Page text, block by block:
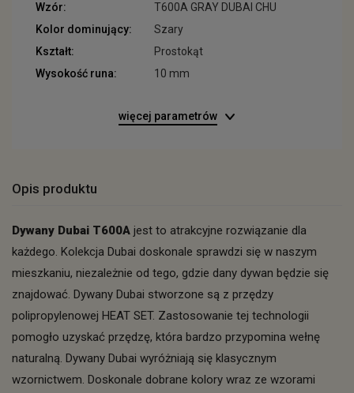
Wzór:
T600A GRAY DUBAI CHU
Kolor dominujący:
Szary
Kształt:
Prostokąt
Wysokość runa:
10 mm
więcej parametrów
Opis produktu
Dywany Dubai T600A jest to atrakcyjne rozwiązanie dla
każdego. Kolekcja Dubai doskonale sprawdzi się w naszym
mieszkaniu, niezależnie od tego, gdzie dany dywan będzie się
znajdować. Dywany Dubai stworzone są z przędzy
polipropylenowej HEAT SET. Zastosowanie tej technologii
pomogło uzyskać przędzę, która bardzo przypomina wełnę
naturalną. Dywany Dubai wyróżniają się klasycznym
wzornictwem. Doskonale dobrane kolory wraz ze wzorami